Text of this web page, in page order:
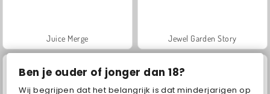
Ben je ouder of jonger dan 18?
Wij begrijpen dat het belangrijk is dat minderjarigen op
Juice Merge Jewel Garden Story